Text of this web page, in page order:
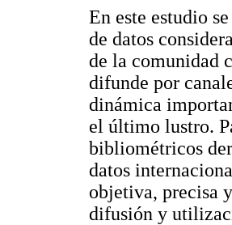
En este estudio
de datos
de la comunidad
difunde por
dinámica
el último lustro.
bibliométricos
datos
objetiva, precisa
difusión y